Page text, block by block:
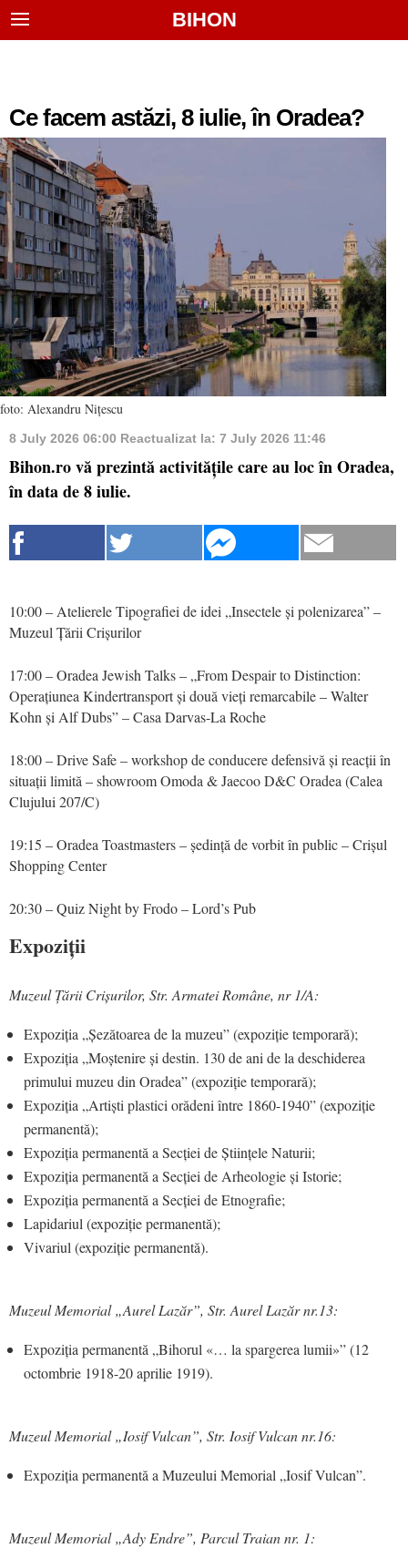
BIHON
Ce facem astăzi, 8 iulie, în Oradea?
foto: Alexandru Nițescu
8 July 2026 06:00 Reactualizat la: 7 July 2026 11:46
Bihon.ro vă prezintă activitățile care au loc în Oradea,
în data de 8 iulie.
10:00 – Atelierele Tipografiei de idei „Insectele și polenizarea” –
Muzeul Țării Crișurilor
17:00 – Oradea Jewish Talks – „From Despair to Distinction:
Operațiunea Kindertransport și două vieți remarcabile – Walter
Kohn și Alf Dubs” – Casa Darvas-La Roche
18:00 – Drive Safe – workshop de conducere defensivă și reacții în
situații limită – showroom Omoda & Jaecoo D&C Oradea (Calea
Clujului 207/C)
19:15 – Oradea Toastmasters – ședință de vorbit în public – Crișul
Shopping Center
20:30 – Quiz Night by Frodo – Lord’s Pub
Expoziții
Muzeul Țării Crișurilor, Str. Armatei Române, nr 1/A:
Expoziția „Șezătoarea de la muzeu” (expoziție temporară);
Expoziția „Moștenire și destin. 130 de ani de la deschiderea
primului muzeu din Oradea” (expoziție temporară);
Expoziția „Artiști plastici orădeni între 1860-1940” (expoziție
permanentă);
Expoziția permanentă a Secției de Științele Naturii;
Expoziția permanentă a Secției de Arheologie și Istorie;
Expoziția permanentă a Secției de Etnografie;
Lapidariul (expoziție permanentă);
Vivariul (expoziție permanentă).
Muzeul Memorial „Aurel Lazăr”, Str. Aurel Lazăr nr.13:
Expoziția permanentă „Bihorul «… la spargerea lumii»” (12
octombrie 1918-20 aprilie 1919).
Muzeul Memorial „Iosif Vulcan”, Str. Iosif Vulcan nr.16:
Expoziția permanentă a Muzeului Memorial „Iosif Vulcan”.
Muzeul Memorial „Ady Endre”, Parcul Traian nr. 1: